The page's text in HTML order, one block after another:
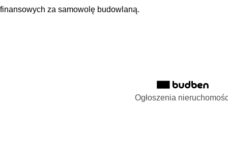
finansowych za samowolę budowlaną.
Ogłoszenia